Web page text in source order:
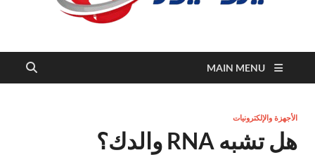
MAIN MENU
الأجهزة والإلكترونيات
هل تشبه RNA والدك؟